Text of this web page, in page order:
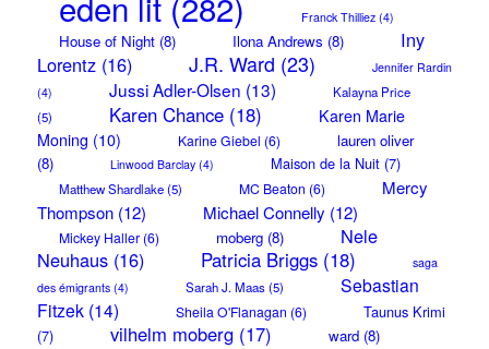
Franck Thilliez(4)
House of Night(8) Ilona Andrews (8)
Iny
Lorentz(16) J.R. Ward (23)
Jennifer Rardin
(4)
Jussi Adler-Olsen (13)
Kalayna Price
(5)
Karen Chance(18)
Karen Marie
Moning (10) Karine Giebel (6)
lauren oliver
(8)
Linwood Barclay(4) Maison de la Nuit(7)
Matthew Shardlake(5) MC Beaton (6)
Mercy
Thompson(12) Michael Connelly (12)
Mickey Haller(6) moberg(8)
Nele
Neuhaus(16) Patricia Briggs(18)
saga
des émigrants(4) Sarah J. Maas(5)
Sebastian
Fitzek(14) Sheila O'Flanagan (6)
Taunus Krimi
(7)
vilhelm moberg(17) ward(8)